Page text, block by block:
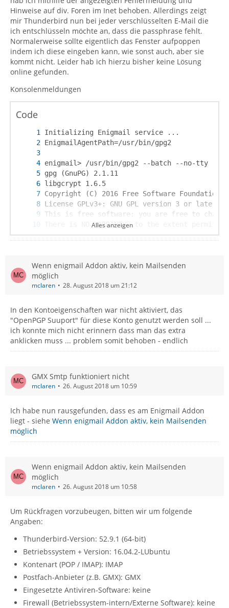
Hinweise auf div. Foren im Inet behoben. Allerdings zeigt
mir Thunderbird nun bei jeder verschlüsselten E-Mail die
ich entschlüsseln möchte an, dass die passphrase fehlt.
Normalerweise sollte eigentlich das Fenster aufpoppen
indem ich diese eingeben kann, wie sonst auch, aber sie
kommt nicht. Leider hab ich hierzu bisher keine Lösung
online gefunden.
Konsolenmeldungen
Code
Alles anzeigen
Wenn enigmail Addon aktiv, kein Mailsenden
möglich
mclaren 28. August 2018 um 21:12
In den Kontoeigenschaften war nicht aktiviert, das
"OpenPGP Suuport" für diese Konto genutzt werden soll ...
ich konnte mich nicht erinnern dass man das extra
anklicken muss ... problem somit behoben - endlich
GMX Smtp funktioniert nicht
mclaren 26. August 2018 um 10:59
Ich habe nun rausgefunden, dass es am Enigmail Addon
liegt - siehe Wenn enigmail Addon aktiv, kein Mailsenden
möglich
Wenn enigmail Addon aktiv, kein Mailsenden
möglich
mclaren 26. August 2018 um 10:58
Um Rückfragen vorzubeugen, bitten wir um folgende
Angaben:
Thunderbird-Version: 52.9.1 (64-bit)
Betriebssystem + Version: 16.04.2-LUbuntu
Kontenart (POP / IMAP): IMAP
Postfach-Anbieter (z.B. GMX): GMX
Eingesetzte Antiviren-Software: keine
Firewall (Betriebssystem-intern/Externe Software): keine